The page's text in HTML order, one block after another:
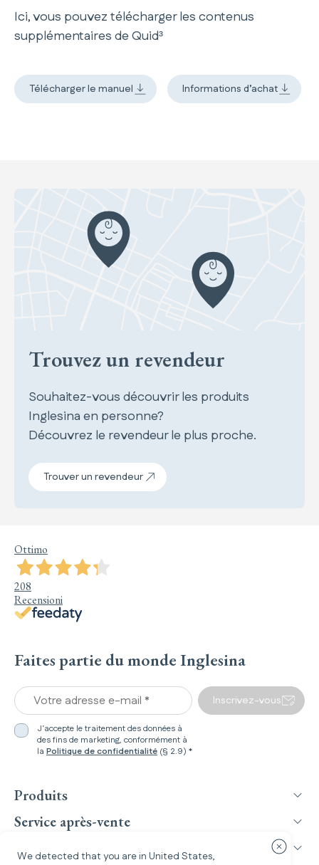
Ici, vous pouvez télécharger les contenus
supplémentaires de Quid³
Télécharger le manuel Informations d’achat
Trouvez un revendeur
Souhaitez-vous découvrir les produits
Inglesina en personne?
Découvrez le revendeur le plus proche.
Trouver un revendeur
Ottimo
208
Recensioni
Faites partie du monde Inglesina
Votre adresse e-mail *
J’accepte le traitement des données à
des fins de marketing, conformément à
la Politique de confidentialité (§ 2.9) *
Inscrivez-vous
Produits
Service après-vente
Inglesina World
We detected that you are in United States,
Fermer